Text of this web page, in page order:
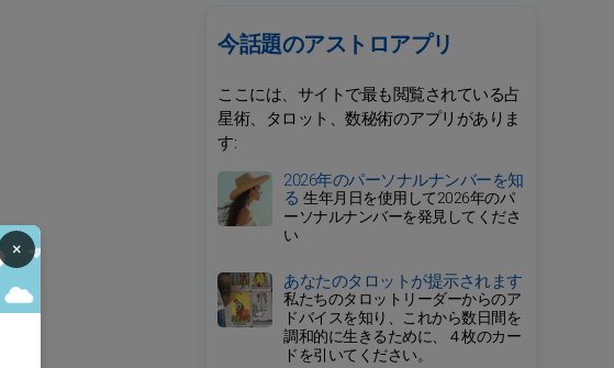
今話題のアストロアプリ
ここには、サイトで最も閲覧されている占
星術、タロット、数秘術のアプリがありま
す:
2026年のパーソナルナンバーを知
る 生年月日を使用して2026年のパ
ーソナルナンバーを発見してくださ
い
あなたのタロットが提示されます
私たちのタロットリーダーからのア
ドバイスを知り、これから数日間を
調和的に生きるために、４枚のカー
ドを引いてください。
×